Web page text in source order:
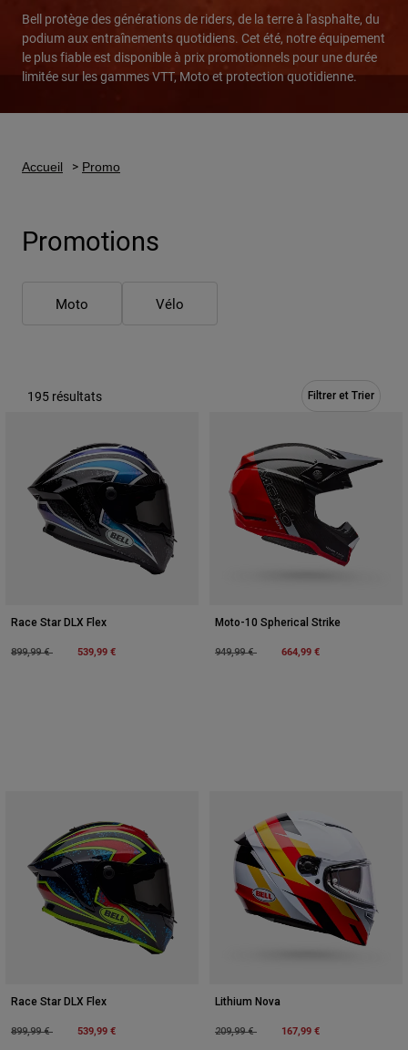
Adventure
Rétro
Voir tout
Urbain
BMX
Pièces détachées
Bell protège des générations de riders, de la terre à l'asphalte, du
podium aux entraînements quotidiens. Cet été, notre équipement
le plus fiable est disponible à prix promotionnels pour une durée
limitée sur les gammes VTT, Moto et protection quotidienne.
Accueil Promo
Promotions
Moto Vélo
195 résultats Filtrer et Trier
Race Star DLX Flex
Price reduced from
899,99 €to 539,99 €
Moto-10 Spherical Strike
Price reduced from
949,99 €to 664,99 €
Race Star DLX Flex
Price reduced from
899,99 €to 539,99 €
Lithium Nova
Price reduced from
209,99 €to 167,99 €